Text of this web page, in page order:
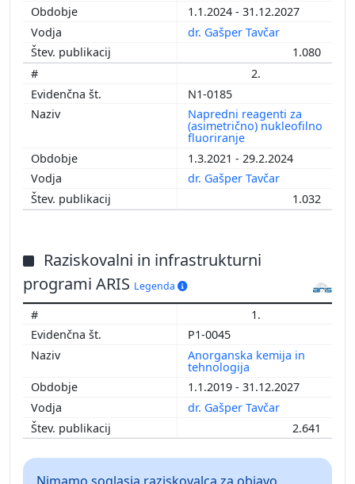
1.1.2024 - 31.12.2027
dr. Gašper Tavčar
1.080
2.
N1-0185
Napredni reagenti za
(asimetrično) nukleofilno
fluoriranje
1.3.2021 - 29.2.2024
dr. Gašper Tavčar
1.032
Raziskovalni in infrastrukturni
programi ARIS Legenda
1.
P1-0045
Anorganska kemija in
tehnologija
1.1.2019 - 31.12.2027
dr. Gašper Tavčar
2.641